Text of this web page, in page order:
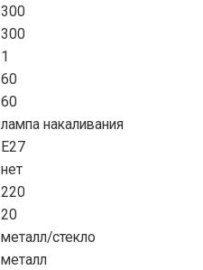
300
300
1
60
60
лампа накаливания
Е27
нет
220
20
металл/стекло
металл